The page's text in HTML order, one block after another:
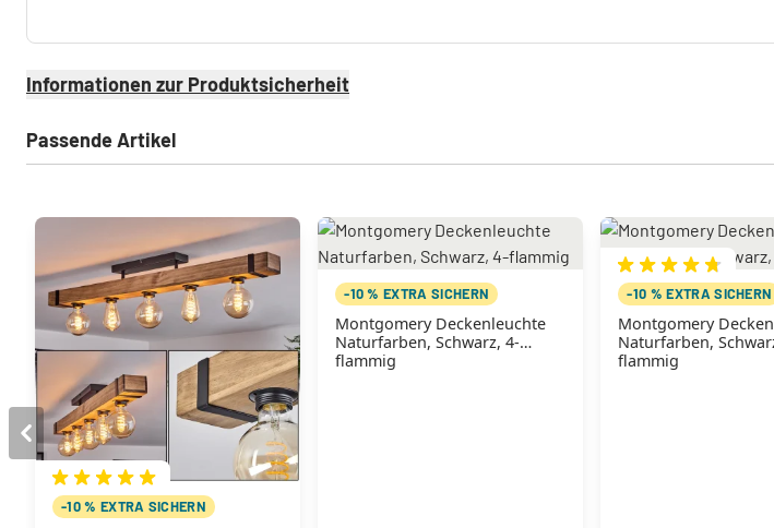
Informationen zur Produktsicherheit
Passende Artikel
-10 % EXTRA SICHERN
-10 % EXTRA SICHERN
Montgomery Deckenleuchte
Naturfarben, Schwarz, 4-
flammig
-10 % EXTRA SICHERN
Montgomery Deckenleuchte
Naturfarben,
flammig